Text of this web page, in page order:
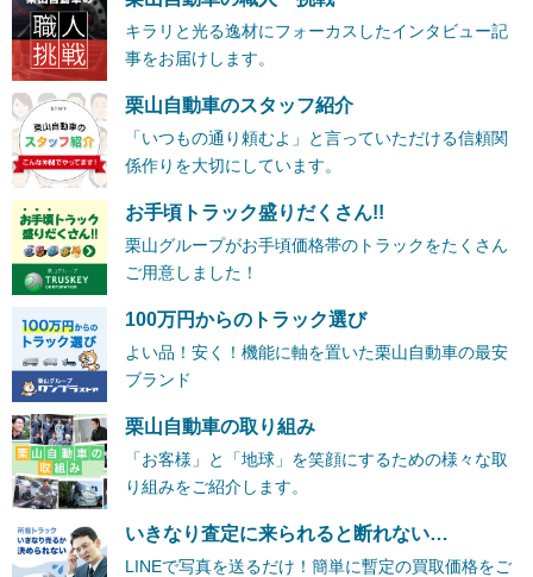
キラリと光る逸材にフォーカスしたインタビュー記
事をお届けします。
栗山自動車のスタッフ紹介
「いつもの通り頼むよ」と言っていただける信頼関
係作りを大切にしています。
お手頃トラック盛りだくさん!!
栗山グループがお手頃価格帯のトラックをたくさん
ご用意しました！
100万円からのトラック選び
よい品！安く！機能に軸を置いた栗山自動車の最安
ブランド
栗山自動車の取り組み
「お客様」と「地球」を笑顔にするための様々な取
り組みをご紹介します。
いきなり査定に来られると断れない…
LINEで写真を送るだけ！簡単に暫定の買取価格をご